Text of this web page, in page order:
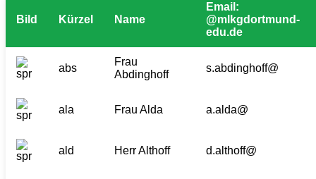
Bild Kürzel Name
Email:
@mlkgdortmund-
edu.de
abs
Frau
Abdinghoff
s.abdinghoff@
ala Frau Alda a.alda@
ald Herr Althoff d.althoff@